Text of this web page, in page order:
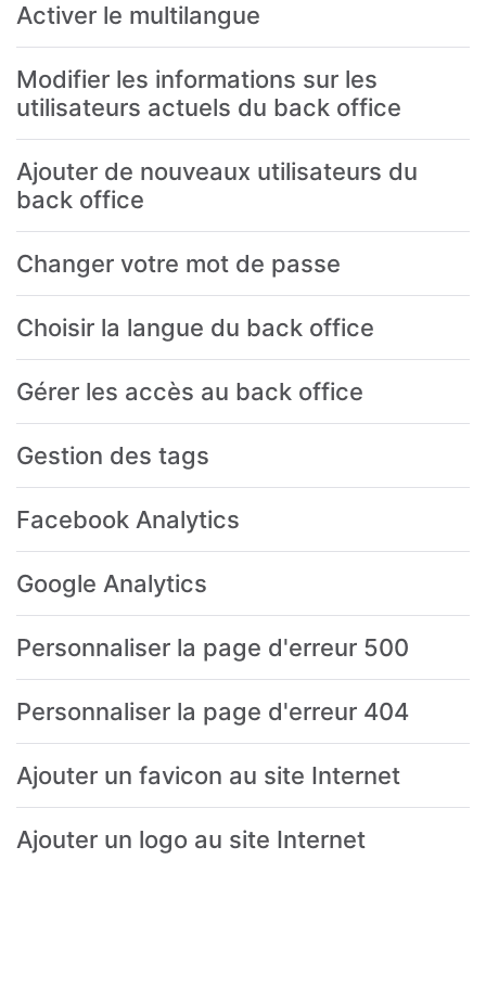
Activer le multilangue
Modifier les informations sur les
utilisateurs actuels du back office
Ajouter de nouveaux utilisateurs du
back office
Changer votre mot de passe
Choisir la langue du back office
Gérer les accès au back office
Gestion des tags
Facebook Analytics
Google Analytics
Personnaliser la page d'erreur 500
Personnaliser la page d'erreur 404
Ajouter un favicon au site Internet
Ajouter un logo au site Internet